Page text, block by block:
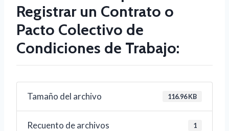
Registrar un Contrato o
Pacto Colectivo de
Condiciones de Trabajo:
Tamaño del archivo 116.96 KB
Recuento de archivos 1